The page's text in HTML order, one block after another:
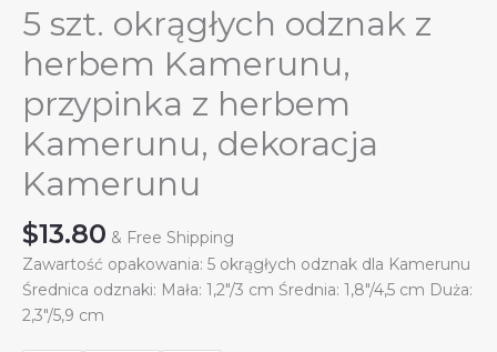
5 szt. okrągłych odznak z
herbem Kamerunu,
przypinka z herbem
Kamerunu, dekoracja
Kamerunu
$13.80 & Free Shipping
Zawartość opakowania: 5 okrągłych odznak dla Kamerunu
Średnica odznaki: Mała: 1,2″/3 cm Średnia: 1,8″/4,5 cm Duża:
2,3″/5,9 cm